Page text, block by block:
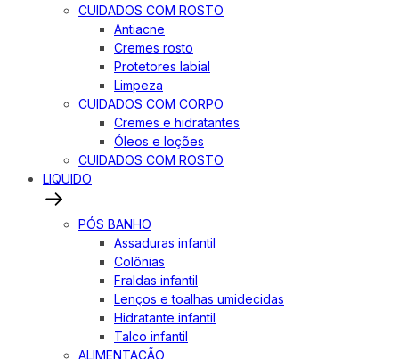
CUIDADOS COM ROSTO
Antiacne
Cremes rosto
Protetores labial
Limpeza
CUIDADOS COM CORPO
Cremes e hidratantes
Óleos e loções
CUIDADOS COM ROSTO
LIQUIDO
PÓS BANHO
Assaduras infantil
Colônias
Fraldas infantil
Lenços e toalhas umidecidas
Hidratante infantil
Talco infantil
ALIMENTAÇÃO